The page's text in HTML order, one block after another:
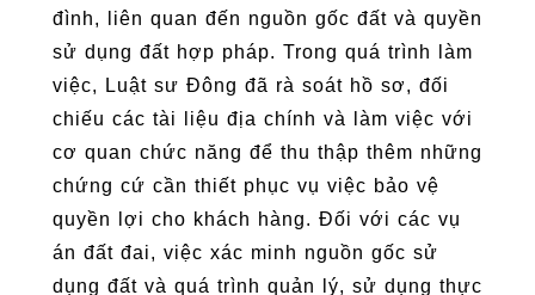
đình, liên quan đến nguồn gốc đất và quyền
sử dụng đất hợp pháp. Trong quá trình làm
việc, Luật sư Đông đã rà soát hồ sơ, đối
chiếu các tài liệu địa chính và làm việc với
cơ quan chức năng để thu thập thêm những
chứng cứ cần thiết phục vụ việc bảo vệ
quyền lợi cho khách hàng. Đối với các vụ
án đất đai, việc xác minh nguồn gốc sử
dụng đất và quá trình quản lý, sử dụng thực